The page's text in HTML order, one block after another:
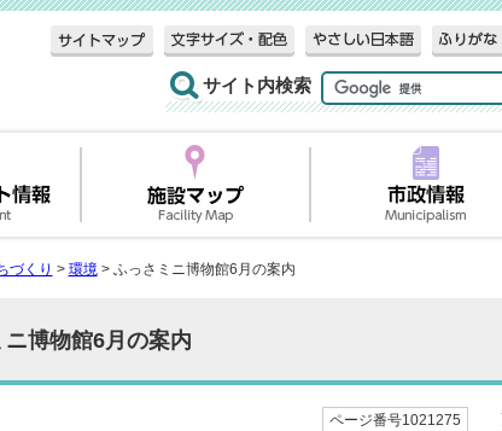
サイト内検索
づくり > 環境> ふっさミニ博物館6月の案内
博物館6月の案内
ページ番号1021275